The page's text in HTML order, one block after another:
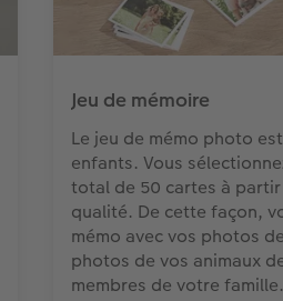
Jeu de mémoire
Le jeu de mémo photo
enfants. Vous
total de 50 cartes à
qualité. De cette façon,
mémo avec vos photos
photos de vos animaux
membres de votre famille.